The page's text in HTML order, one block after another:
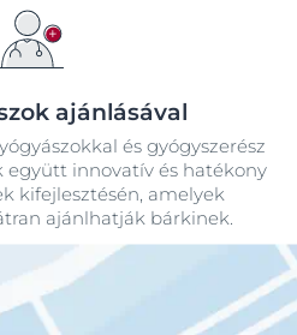
ajánlásával
és gyógyszerész
innovatív és hatékony
kifejlesztésén, amelyek
ajánlhatják bárkinek.